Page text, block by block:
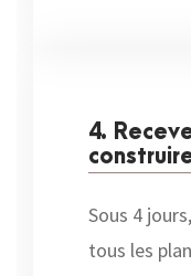
4.
Sous 4
tous les